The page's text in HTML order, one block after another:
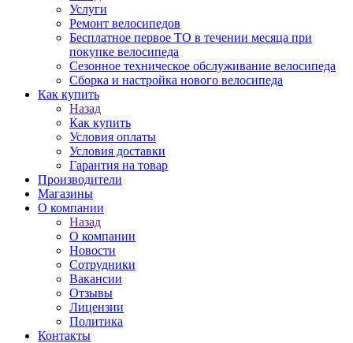
Услуги
Ремонт велосипедов
Бесплатное первое ТО в течении месяца при
покупке велосипеда
Сезонное техническое обслуживание велосипеда
Сборка и настройка нового велосипеда
Как купить
Назад
Как купить
Условия оплаты
Условия доставки
Гарантия на товар
Производители
Магазины
О компании
Назад
О компании
Новости
Сотрудники
Вакансии
Отзывы
Лицензии
Политика
Контакты